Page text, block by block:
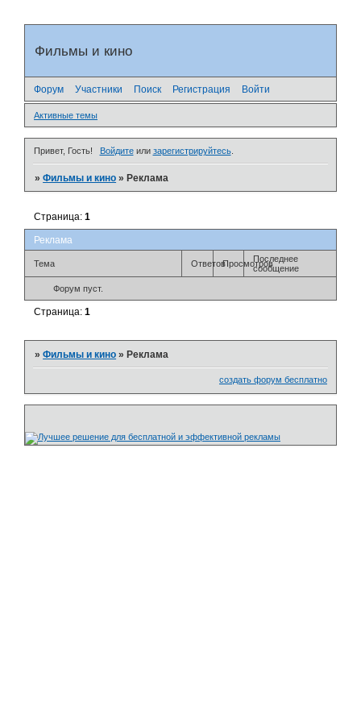
Фильмы и кино
Форум Участники Поиск Регистрация Войти
Активные темы
Привет, Гость! Войдитеили зарегистрируйтесь.
»Фильмы и кино »Реклама
Реклама
Страница:1
Тема ОтветовПросмотровПоследнее
сообщение
Форум пуст.
Страница:1
»Фильмы и кино »Реклама
создать форум бесплатно